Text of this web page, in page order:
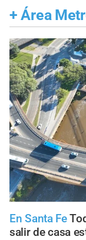
+ Área
En Santa Fe
salir de casa